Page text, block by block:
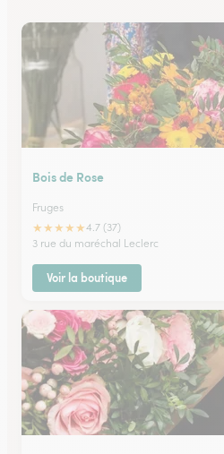
Bois de Rose
Fruges
★★★★★4.7 (37)
3 rue du maréchal Leclerc
Voir la boutique